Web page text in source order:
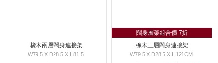
橡木兩層闊身連接架
W79.5 X D28.5 X H81.5.
闊身層架組合價 7折
橡木三層闊身連接架
W79.5 X D28.5 X H121CM.